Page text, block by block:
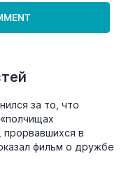
за то, что
прорвавшихся в
фильм о дружбе